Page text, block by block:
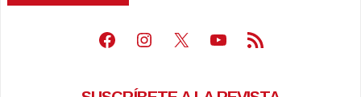
Facebook
Instagram
X Youtube
Feed RSS